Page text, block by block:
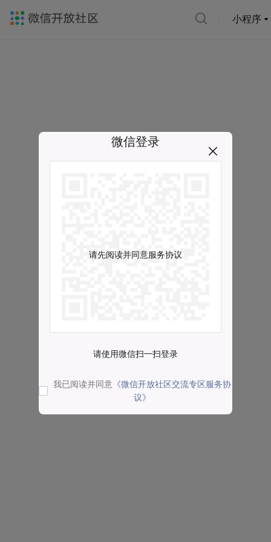
小程序
微信登录
请先阅读并同意服务协议
请使用微信扫一扫登录
我已阅读并同意 《微信开放社区交流专区服务协
议》